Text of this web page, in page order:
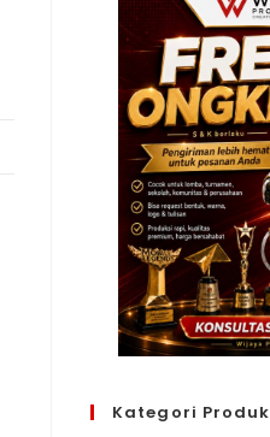
Kategori Produk